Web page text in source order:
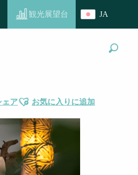
観光展望台 JA
ェアAjouter aux favoris
お気に入りに追加